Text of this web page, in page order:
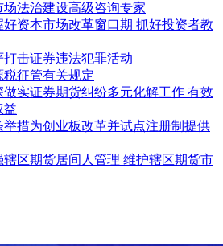
法治建设高级咨询专家
资本市场改革窗口期 抓好投资者教
击证券违法犯罪活动
征管有关规定
做实证券期货纠纷多元化解工作 有效
益
举措为创业板改革并试点注册制提供
区期货居间人管理 维护辖区期货市